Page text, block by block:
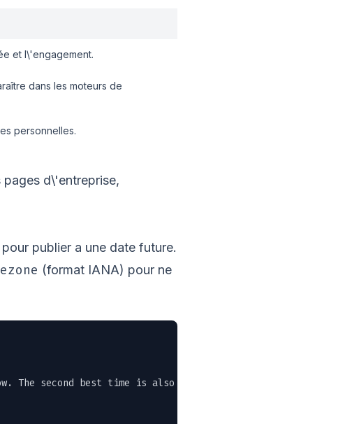
et l\'engagement.
dans les moteurs de
personnelles.
pages d\'entreprise,
publier a une date future.
(format IANA) pour ne
The second best time is also now." \